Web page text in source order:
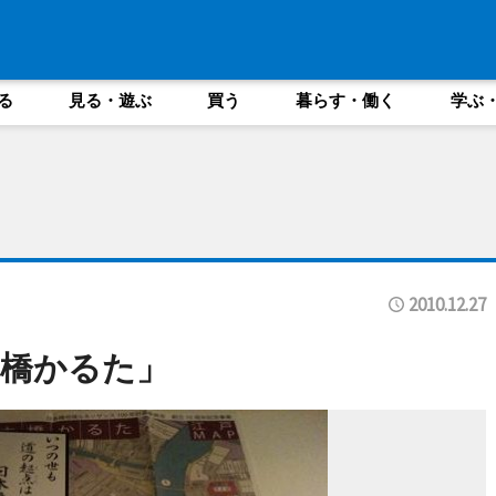
見る・遊ぶ 買う 暮らす・働く 学ぶ
2010.12.27
かるた」